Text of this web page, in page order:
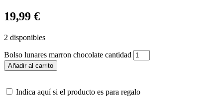
19,99 €
2 disponibles
Bolso lunares marron chocolate cantidad
Añadir al carrito
Indica aquí si el producto es para regalo